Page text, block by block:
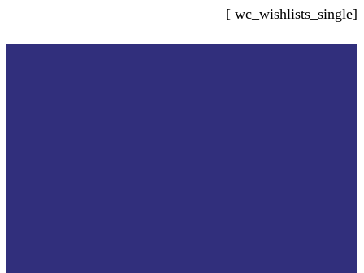
[wc_wishlists_single ]